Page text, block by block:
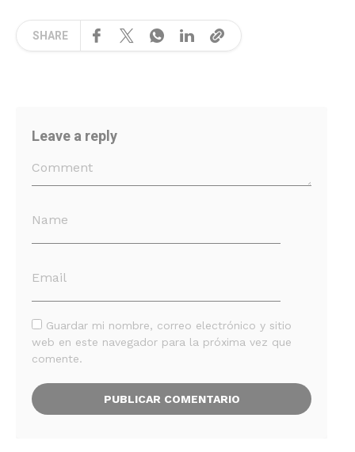
SHARE
Leave a reply
Guardar mi nombre, correo electrónico y sitio
web en este navegador para la próxima vez que
comente.